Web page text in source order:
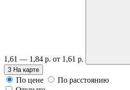
1,61 — 1,84 р. от 1,61 р.
3 На карте
По цене
По расстоянию